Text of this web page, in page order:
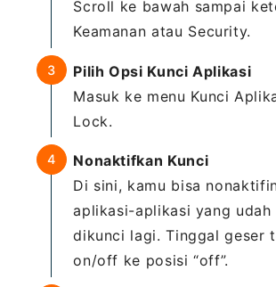
Scroll ke bawah sampai
Keamanan atau Security.
Pilih Opsi Kunci Aplikasi
Masuk ke menu Kunci
Lock.
Nonaktifkan Kunci
Di sini, kamu bisa
aplikasi-aplikasi yang udah
dikunci lagi. Tinggal geser
on/off ke posisi “off”.